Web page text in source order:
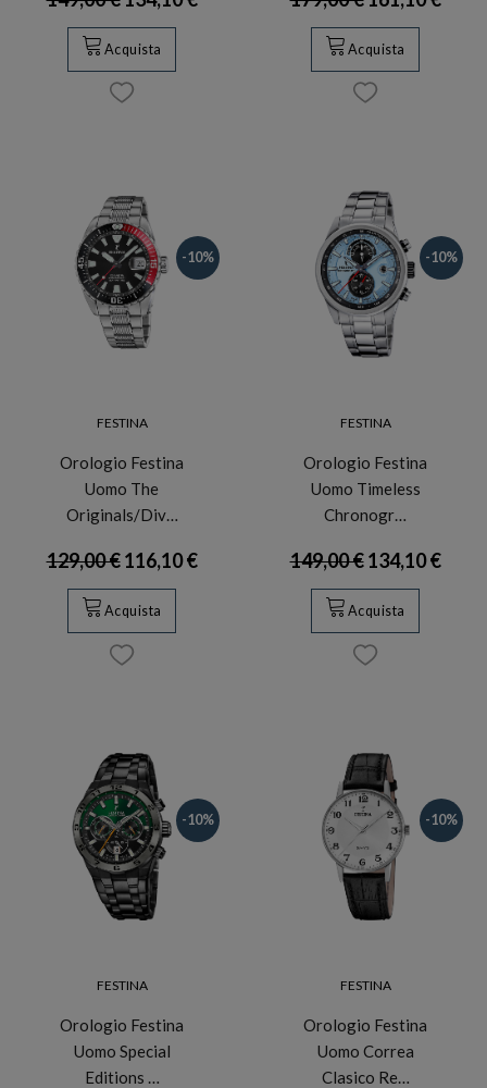
Acquista Acquista
-10%
FESTINA
Orologio Festina
Uomo The
Originals/Div…
129,00 €116,10 €
Acquista
-10%
FESTINA
Orologio Festina
Uomo Timeless
Chronogr…
149,00 €134,10 €
Acquista
-10%
FESTINA
Orologio Festina
Uomo Special
Editions …
-10%
FESTINA
Orologio Festina
Uomo Correa
Clasico Re…